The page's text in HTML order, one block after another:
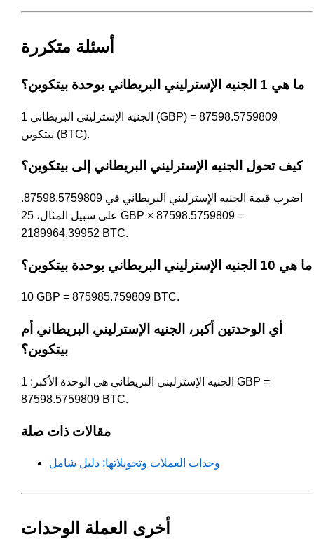
أسئلة متكررة
ما هي 1 الجنيه الإسترليني البريطاني بوحدة بيتكوين؟
1 الجنيه الإسترليني البريطاني (GBP) = 87598.5759809
بيتكوين (BTC).
كيف تحول الجنيه الإسترليني البريطاني إلى بيتكوين؟
اضرب قيمة الجنيه الإسترليني البريطاني في 87598.5759809.
على سبيل المثال، 25 GBP × 87598.5759809 =
2189964.39952 BTC.
ما هي 10 الجنيه الإسترليني البريطاني بوحدة بيتكوين؟
10 GBP = 875985.759809 BTC.
أي الوحدتين أكبر، الجنيه الإسترليني البريطاني أم
بيتكوين؟
الجنيه الإسترليني البريطاني هي الوحدة الأكبر: 1 GBP =
87598.5759809 BTC.
مقالات ذات صلة
وحدات العملات وتحويلاتها: دليل شامل
أخرى العملة الوحدات